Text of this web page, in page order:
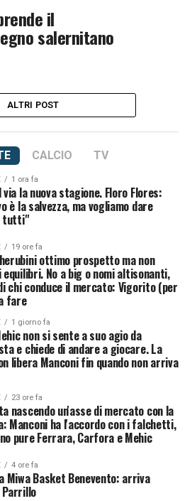
il
salernitano
ALTRI POST
CALCIO TV
1 ora fa
la nuova stagione. Floro Flores:
è la salvezza, ma vogliamo dare
tutti"
19 ore fa
ottimo prospetto ma non
No a big o nomi altisonanti,
chi conduce il mercato: Vigorito (per
fare
1 giorno fa
non si sente a suo agio da
e chiede di andare a giocare. La
libera Manconi fin quando non arriva
23 ore fa
nascendo un'asse di mercato con la
Manconi ha l'accordo con i falchetti,
pure Ferrara, Carfora e Mehic
4 ore fa
Miwa Basket Benevento: arriva